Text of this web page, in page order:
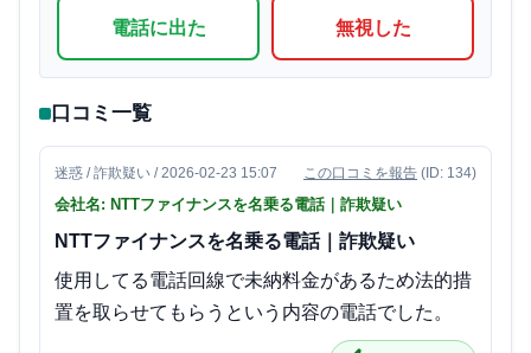
電話に出た 無視した
口コミ一覧
迷惑 / 詐欺疑い / 2026-02-23 15:07 この口コミを報告 (ID: 134)
会社名: NTTファイナンスを名乗る電話｜詐欺疑い
NTTファイナンスを名乗る電話｜詐欺疑い
使用してる電話回線で未納料金があるため法的措
置を取らせてもらうという内容の電話でした。